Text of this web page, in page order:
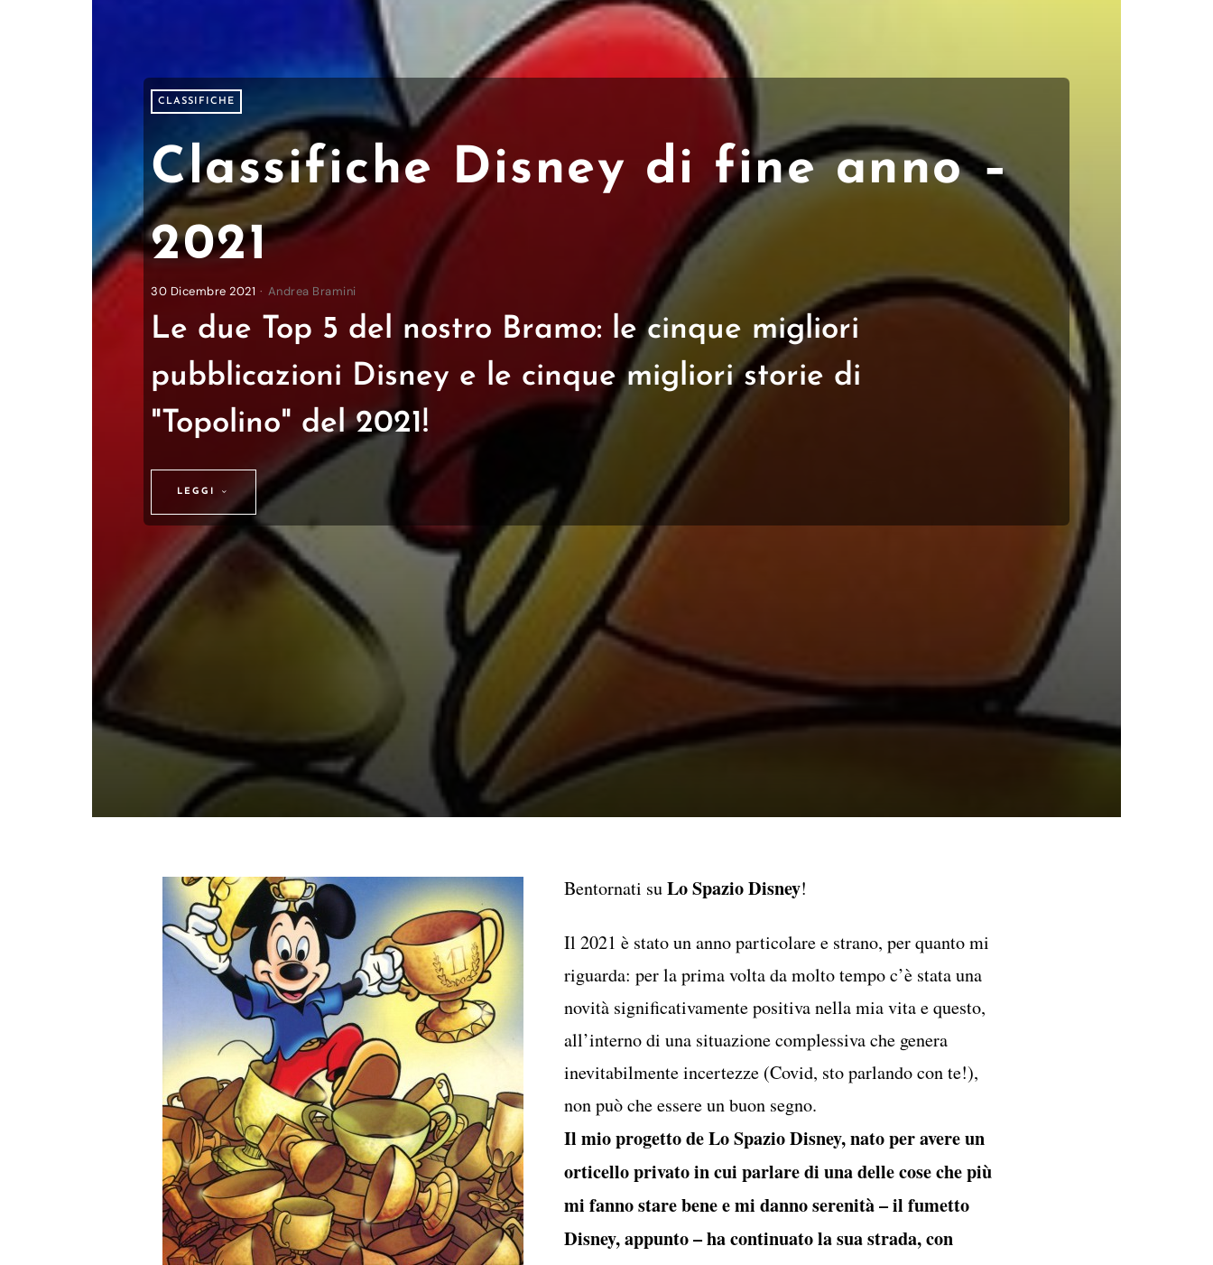
CLASSIFICHE
Classifiche Disney di fine anno –
2021
30 Dicembre 2021 Andrea Bramini
Le due Top 5 del nostro Bramo: le cinque migliori
pubblicazioni Disney e le cinque migliori storie di
"Topolino" del 2021!
LEGGI
Bentornati suLo Spazio Disney!
Il 2021 è stato un anno particolare e strano, per quanto mi
riguarda: per la prima volta da molto tempo c’è stata una
novità significativamente positiva nella mia vita e questo,
all’interno di una situazione complessiva che genera
inevitabilmente incertezze (Covid, sto parlando con te!),
non può che essere un buon segno.
Il mio progetto de Lo Spazio Disney, nato per avere un
orticello privato in cui parlare di una delle cose che più
mi fanno stare bene e mi danno serenità – il fumetto
Disney, appunto – ha continuato la sua strada, con